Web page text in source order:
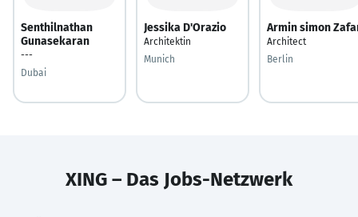
Senthilnathan
Gunasekaran
---
Dubai
Jessika D'Orazio
Architektin
Munich
Armin simon
Architect
Berlin
XING – Das Jobs-Netzwerk